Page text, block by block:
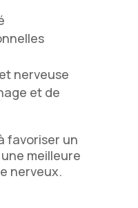
nerveuse
et de
favoriser un
meilleure
nerveux.